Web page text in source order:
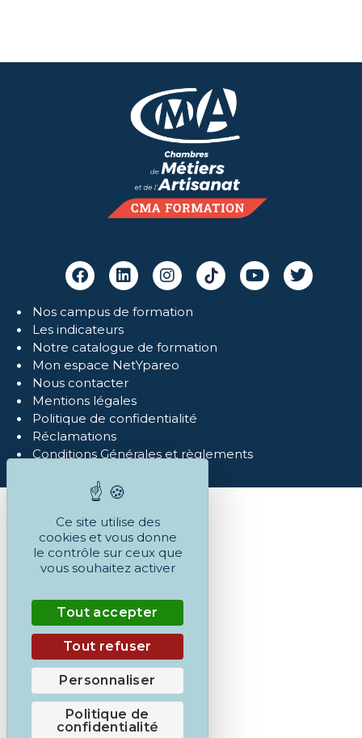
Nos campus de formation
Les indicateurs
Notre catalogue de formation
Mon espace NetYpareo
Nous contacter
Mentions légales
Politique de confidentialité
Réclamations
Conditions Générales et règlements
Ce site utilise des
cookies et vous donne
le contrôle sur ceux que
vous souhaitez activer
Tout accepter
Tout refuser
Personnaliser
Politique de
confidentialité